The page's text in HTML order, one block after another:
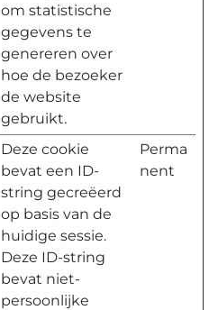
om statistische
gegevens te
genereren over
hoe de bezoeker
de website
gebruikt.
Deze cookie
bevat een ID-
string gecreëerd
op basis van de
huidige sessie.
Deze ID-string
bevat niet-
persoonlijke
Perma
nent